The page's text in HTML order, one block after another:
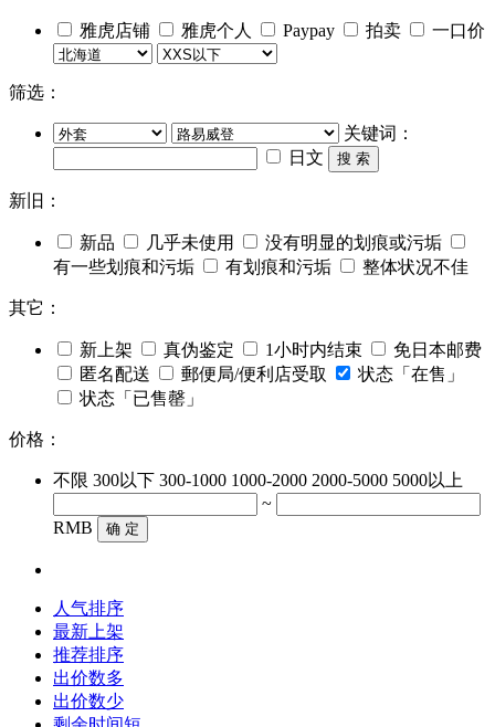
雅虎店铺 雅虎个人 Paypay 拍卖 一口价
筛选：
关键词：
日文
搜 索
新旧：
新品 几乎未使用
没有明显的划痕或污垢
有一些划痕和污垢
有划痕和污垢 整体状况不佳
其它：
新上架 真伪鉴定 1小时内结束
免日本邮费
匿名配送
郵便局/便利店受取
状态「在售」
状态「已售罄」
价格：
不限 300以下 300-1000 1000-2000 2000-5000 5000以上
~
RMB
确 定
人气排序
最新上架
推荐排序
出价数多
出价数少